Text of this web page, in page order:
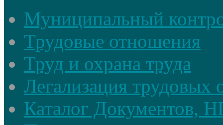
Муниципальный
Трудовые отношения
Труд и охрана труда
Легализация трудовых
Каталог Документов,